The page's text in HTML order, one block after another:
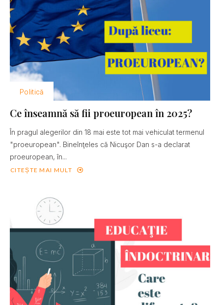
Politică
Ce înseamnă să fii proeuropean în 2025?
În pragul alegerilor din 18 mai este tot mai vehiculat termenul
"proeuropean". Bineînţeles că Nicuşor Dan s-a declarat
proeuropean, în...
CITEȘTE MAI MULT